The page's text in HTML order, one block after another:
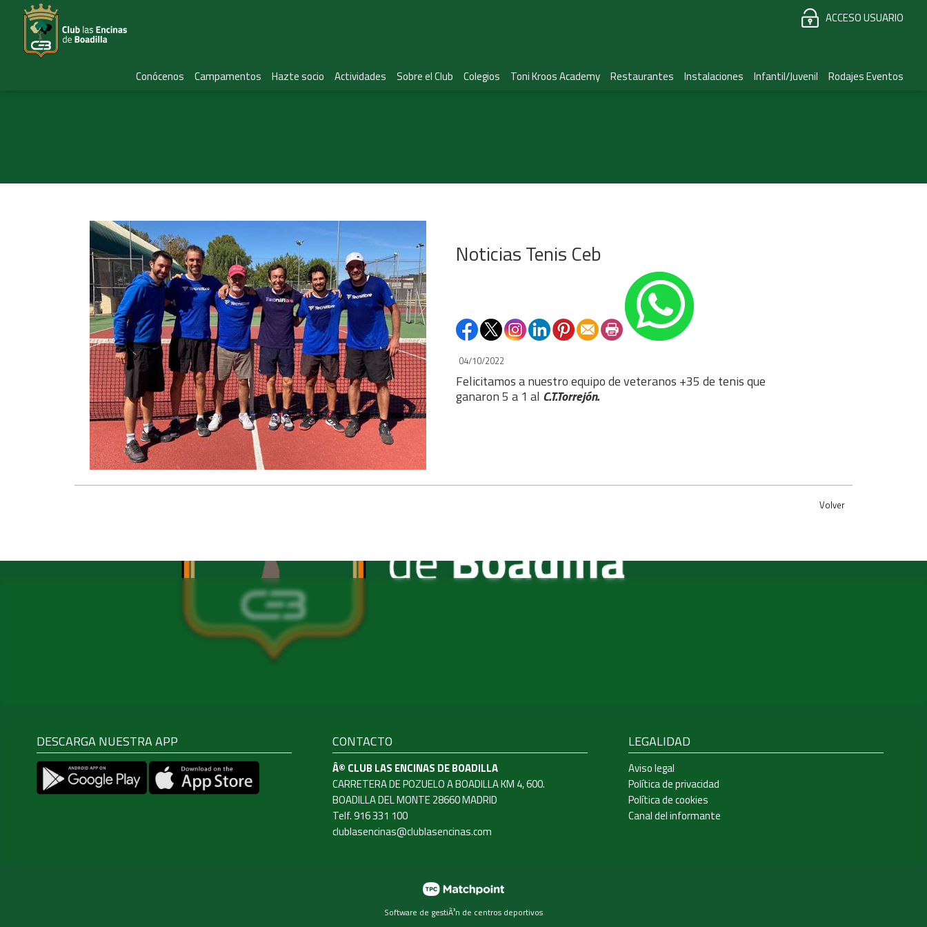
ACCESO USUARIO
Conócenos Campamentos Hazte socio Actividades Sobre el Club Colegios Toni Kroos Academy Restaurantes Instalaciones Infantil/Juvenil Rodajes Eventos
Noticias Tenis Ceb
04/10/2022
Felicitamos a nuestro equipo de veteranos +35 de tenis que
ganaron 5 a 1 al C.T.Torrejón.
Volver
DESCARGA NUESTRA APP CONTACTO
Â© CLUB LAS ENCINAS DE BOADILLA
CARRETERA DE POZUELO A BOADILLA KM 4, 600.
BOADILLA DEL MONTE 28660 MADRID
Telf. 916 331 100
clublasencinas@clublasencinas.com
LEGALIDAD
Aviso legal
Política de privacidad
Política de cookies
Canal del informante
Software de gestiÃ³n de centros deportivos